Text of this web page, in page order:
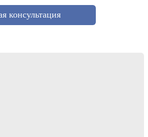
консультация